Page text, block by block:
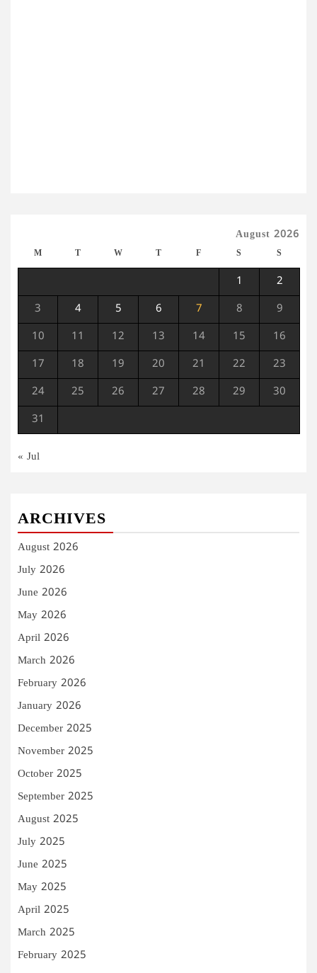
August 2026
M T W T F S S
1 2
3 4 5 6 7 8 9
10 11 12 13 14 15 16
17 18 19 20 21 22 23
24 25 26 27 28 29 30
31
« Jul
ARCHIVES
August 2026
July 2026
June 2026
May 2026
April 2026
March 2026
February 2026
January 2026
December 2025
November 2025
October 2025
September 2025
August 2025
July 2025
June 2025
May 2025
April 2025
March 2025
February 2025